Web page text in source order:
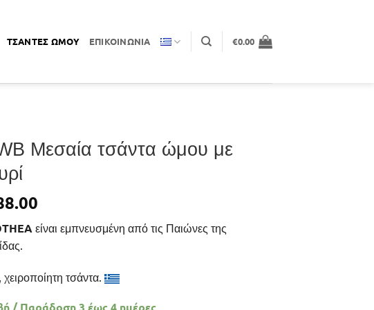
ΤΣΆΝΤΕΣ ΏΜΟΥ ΕΠΙΚΟΙΝΩΝΊΑ €0.00
Μεσαία τσάντα ώμου με
τρέχουσα
τιμή
€88.00.
είναι εμπνευσμένη από τις Παιώνες της
τσάντα.
/ Παράδoση 3 έως 4 ημέρες